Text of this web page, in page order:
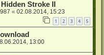
Stroke II
«02.08.2014, 15:23
1 2 3 4 5
13:00